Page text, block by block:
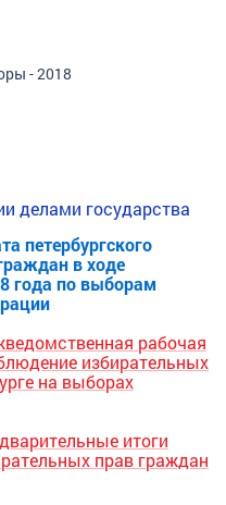
- 2018
делами государства
петербургского
в ходе
года по выборам
рабочая
избирательных
на выборах
итоги
прав граждан